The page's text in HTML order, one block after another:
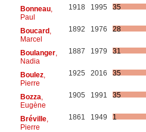
Bonneau,
Paul
1918 1995 35
Boucard,
Marcel
1892 1976 28
Boulanger,
Nadia
1887 1979 31
Boulez,
Pierre
1925 2016 35
Bozza
Eugène
1905 1991 35
Bréville,
Pierre
1861 1949 1